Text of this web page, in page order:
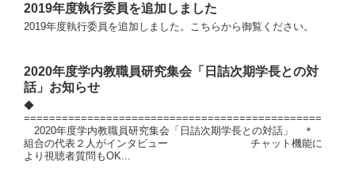
2019年度執行委員を追加しました
2019年度執行委員を追加しました。こちらから御覧ください。
2020年度学内教職員研究集会「日詰次期学長との対
話」お知らせ
◆
===============================================
2020年度学内教職員研究集会「日詰次期学長との対話」 ＊
組合の代表２人がインタビュー チャット機能に
より視聴者質問もOK...